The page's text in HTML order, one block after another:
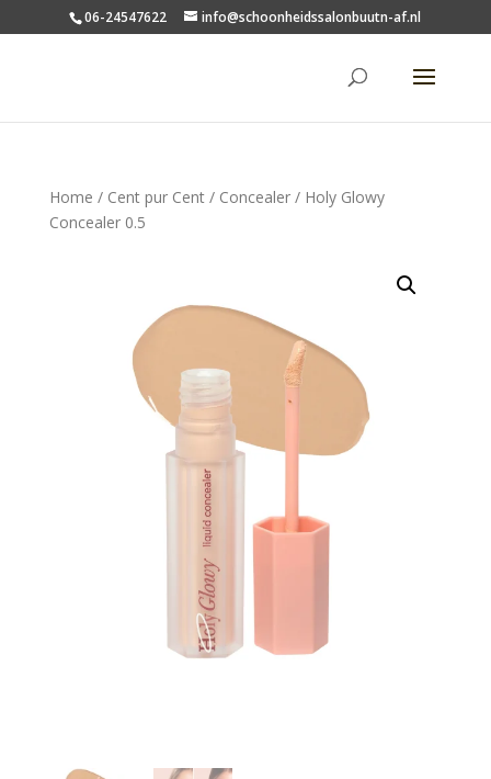
06-24547622 info@schoonheidssalonbuutn-af.nl
Home / Cent pur Cent/ Concealer/ Holy Glowy
Concealer 0.5